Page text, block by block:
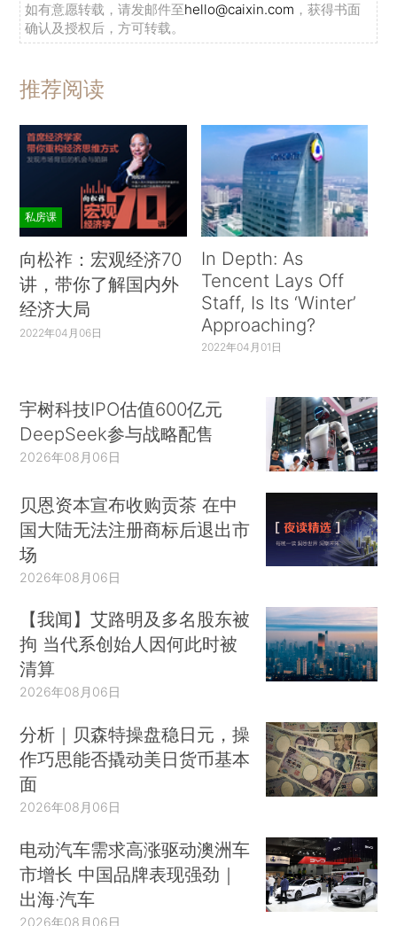
如有意愿转载，请发邮件至hello@caixin.com ，获得书面
确认及授权后，方可转载。
推荐阅读
私房课
向松祚：宏观经济70
讲，带你了解国内外
经济大局
2022年04月06日
In Depth: As
Tencent Lays Off
Staff, Is Its ‘Winter’
Approaching?
2022年04月01日
宇树科技IPO估值600亿元
DeepSeek参与战略配售
2026年08月06日
贝恩资本宣布收购贡茶 在中
国大陆无法注册商标后退出市
场
2026年08月06日
【我闻】艾路明及多名股东被
拘 当代系创始人因何此时被
清算
2026年08月06日
分析｜贝森特操盘稳日元，操
作巧思能否撬动美日货币基本
面
2026年08月06日
电动汽车需求高涨驱动澳洲车
市增长 中国品牌表现强劲｜
出海·汽车
2026年08月06日